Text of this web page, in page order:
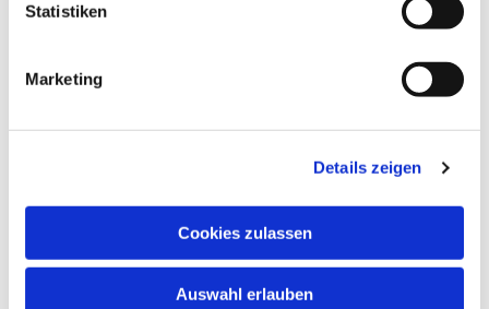
Statistiken
Marketing
Details zeigen
Cookies zulassen
Auswahl erlauben